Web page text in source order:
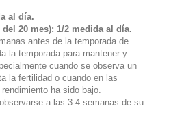
al día.
20 mes): 1/2 medida al día.
antes de la temporada de
la temporada para mantener y
cuando se observa un
la fertilidad o cuando en las
ha sido bajo.
a las 3-4 semanas de su